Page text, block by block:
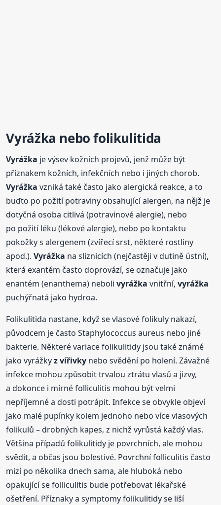
Vyrážka nebo folikulitida
Vyrážka je výsev kožních projevů, jenž může být
příznakem kožních, infekčních nebo i jiných chorob.
Vyrážka vzniká také často jako alergická reakce, a to
buďto po požití potraviny obsahující alergen, na nějž je
dotyčná osoba citlivá (potravinové alergie), nebo
po požití léku (lékové alergie), nebo po kontaktu
pokožky s alergenem (zvířecí srst, některé rostliny
apod.).Vyrážka na sliznicích (nejčastěji v dutině ústní),
která exantém často doprovází, se označuje jako
enantém (enanthema) nebolivyrážka vnitřní,vyrážka
puchýřnatá jako hydroa.
Folikulitida nastane, když se vlasové folikuly nakazí,
původcem je často Staphylococcus aureus nebo jiné
bakterie. Některé variace folikulitidy jsou také známé
jako vyrážkyz vířivky nebo svědění po holení. Závažné
infekce mohou způsobit trvalou ztrátu vlasů a jizvy,
a dokonce i mírné folliculitis mohou být velmi
nepříjemné a dosti potrápit. Infekce se obvykle objeví
jako malé pupínky kolem jednoho nebo více vlasových
folikulů – drobných kapes, z nichž vyrůstá každý vlas.
Většina případů folikulitidy je povrchních, ale mohou
svědit, a občas jsou bolestivé. Povrchní folliculitis často
mizí po několika dnech sama, ale hluboká nebo
opakující se folliculitis bude potřebovat lékařské
ošetření. Příznaky a symptomy folikulitidy se liší